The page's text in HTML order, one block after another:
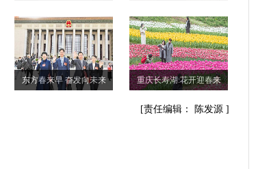
东方春来早 奋发向未来 重庆长寿湖:花开迎春来
[责任编辑： 陈发源 ]